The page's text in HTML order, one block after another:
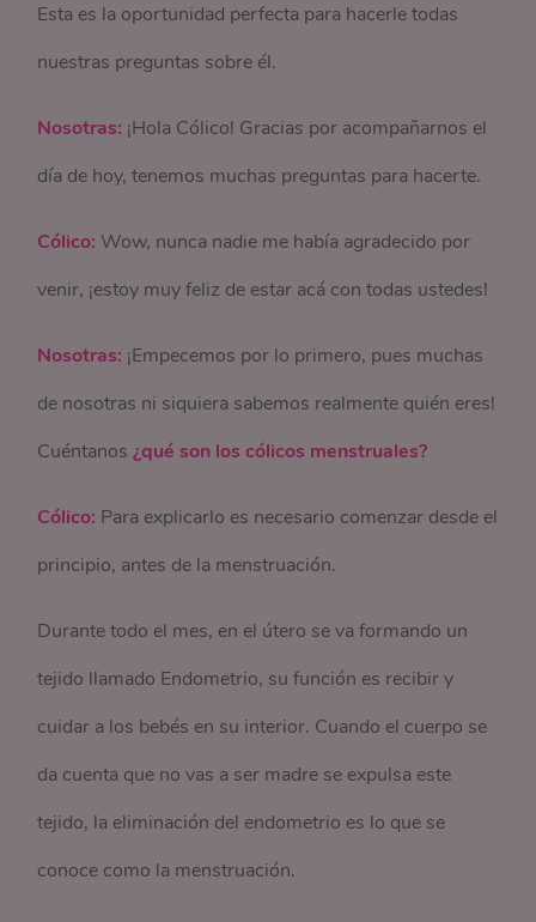
Esta es la oportunidad perfecta para hacerle todas
nuestras preguntas sobre él.
Nosotras: ¡Hola Cólico! Gracias por acompañarnos el
día de hoy, tenemos muchas preguntas para hacerte.
Cólico: Wow, nunca nadie me había agradecido por
venir, ¡estoy muy feliz de estar acá con todas ustedes!
Nosotras: ¡Empecemos por lo primero, pues muchas
de nosotras ni siquiera sabemos realmente quién eres!
Cuéntanos¿qué son los cólicos menstruales?
Cólico: Para explicarlo es necesario comenzar desde el
principio, antes de la menstruación.
Durante todo el mes, en el útero se va formando un
tejido llamado Endometrio, su función es recibir y
cuidar a los bebés en su interior. Cuando el cuerpo se
da cuenta que no vas a ser madre se expulsa este
tejido, la eliminación del endometrio es lo que se
conoce como la menstruación.